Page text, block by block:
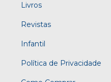
Livros
Revistas
Infantil
Política de Privacidade